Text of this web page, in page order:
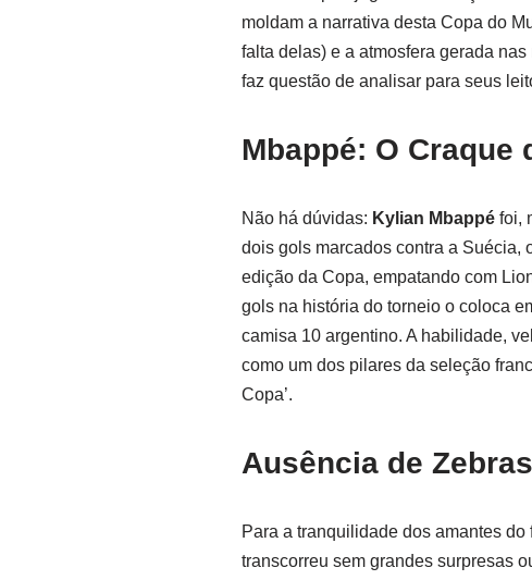
moldam a narrativa desta Copa do
falta delas) e a atmosfera gerada
faz questão de analisar para seus
Mbappé: O Craque
Não há dúvidas: Kylian Mbappé foi,
dois gols marcados contra a Suécia,
edição da Copa, empatando com
gols na história do torneio o coloca
camisa 10 argentino. A habilidade,
como um dos pilares da seleção
Copa’.
Ausência de
Para a tranquilidade dos amantes
transcorreu sem grandes surpresas